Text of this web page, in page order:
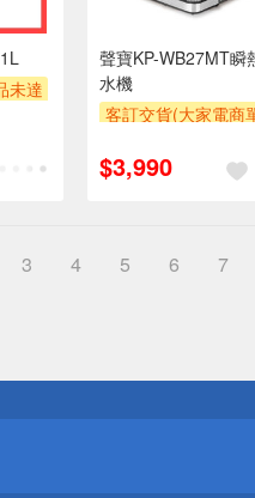
未達
聲寶KP-WB27MT瞬
水機
客訂交貨(大家電商
安裝跨區費另計,實
$3,990
3 4 5 6 7